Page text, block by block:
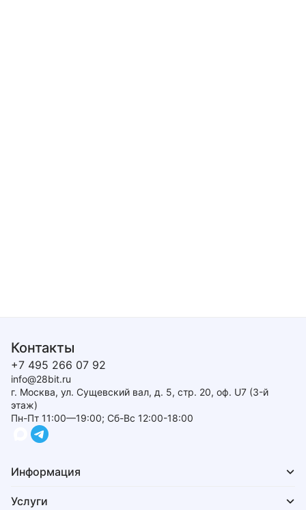
Контакты
+7 495 266 07 92
info@28bit.ru
г. Москва, ул. Сущевский вал, д. 5, стр. 20, оф. U7 (3-й
этаж)
Пн-Пт 11:00—19:00; Сб-Вс 12:00-18:00
Информация
Услуги